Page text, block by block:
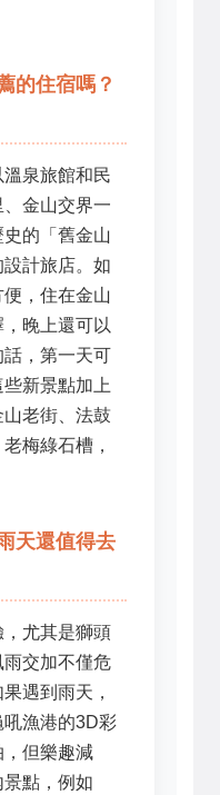
的住宿嗎？
泉旅館和民
金山交界一
的「舊金山
計旅店。如
，住在金山
晚上還可以
，第一天可
新景點加上
老街、法鼓
梅綠石槽，
天還值得去
尤其是獅頭
交加不僅危
遇到雨天，
漁港的3D彩
但樂趣減
點，例如